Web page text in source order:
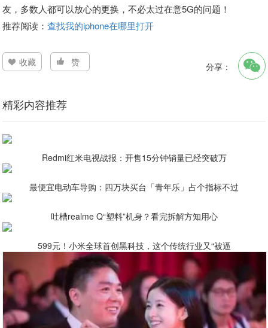
友，多数人都可以放心的更换，不必太过在意5G的问题！
推荐阅读：查找我的iphone在哪里打开
收藏 赞 分享：
精彩内容推荐
Redmi红米电视战报：开售15分钟销量已经突破万
最便宜电动车导购：四万块买台「青年乐」占个指标不过
吐槽realme Q“塑料”机身？看完拆解方知用心
599元！小米全球首创黑科技，这个传统行业又“被逼